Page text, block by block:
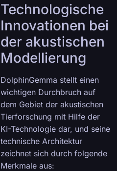
Technologische
Innovationen bei
der akustischen
Modellierung
DolphinGemma stellt einen
wichtigen Durchbruch auf
dem Gebiet der akustischen
Tierforschung mit Hilfe der
KI-Technologie dar, und seine
technische Architektur
zeichnet sich durch folgende
Merkmale aus: